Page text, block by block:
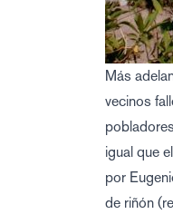
Más
vecinos
igual que
por
de riñón